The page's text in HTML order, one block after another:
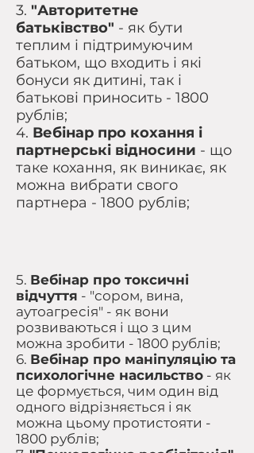
3. "Авторитетне
батьківство" - як бути
теплим і підтримуючим
батьком, що входить і які
бонуси як дитині, так і
батькові приносить - 1800
рублів;
4. Вебінар про кохання і
партнерські відносини - що
таке кохання, як виникає, як
можна вибрати свого
партнера - 1800 рублів;
5. Вебінар про токсичні
відчуття - "сором, вина,
аутоагресія" - як вони
розвиваються і що з цим
можна зробити - 1800 рублів;
6. Вебінар про маніпуляцію та
психологічне насильство - як
це формується, чим один від
одного відрізняється і як
можна цьому протистояти -
1800 рублів;